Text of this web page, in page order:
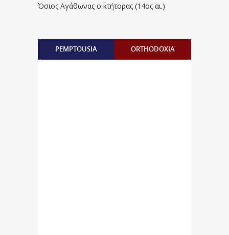
Όσιος Αγάθωνας ο κτήτορας (14ος αι.)
PEMPTOUSIA ORTHODOXIA